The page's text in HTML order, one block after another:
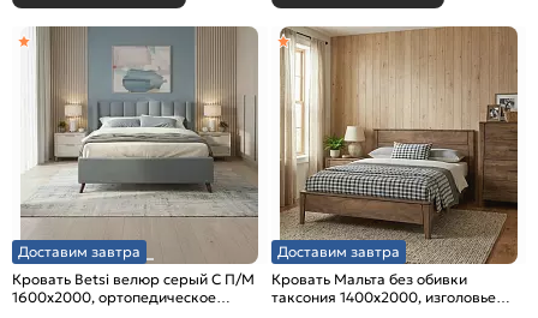
Доставим завтра
Кровать Betsi велюр серый С П/М
1600x2000, ортопедическое
Доставим завтра
Кровать Мальта без обивки
таксония 1400x2000, изголовье